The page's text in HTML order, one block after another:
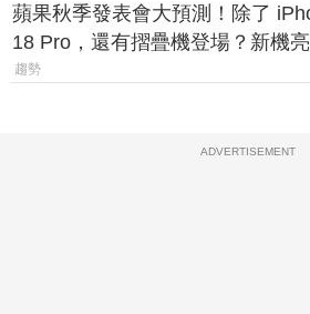
蘋果秋季發表會大預測！除了
18 Pro，還有摺疊機登場？新機
測一次看
趨勢
ADVERTISEMENT